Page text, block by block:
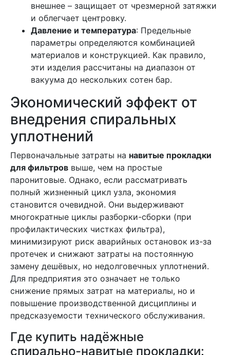
внешнее – защищает от чрезмерной затяжки
и облегчает центровку.
Давление и температура: Предельные
параметры определяются комбинацией
материалов и конструкцией. Как правило,
эти изделия рассчитаны на диапазон от
вакуума до нескольких сотен бар.
Экономический эффект от
внедрения спиральных
уплотнений
Первоначальные затраты на навитые прокладки
для фильтров выше, чем на простые
паронитовые. Однако, если рассматривать
полный жизненный цикл узла, экономия
становится очевидной. Они выдерживают
многократные циклы разборки-сборки (при
профилактических чистках фильтра),
минимизируют риск аварийных остановок из-за
протечек и снижают затраты на постоянную
замену дешёвых, но недолговечных уплотнений.
Для предприятия это означает не только
снижение прямых затрат на материалы, но и
повышение производственной дисциплины и
предсказуемости технического обслуживания.
Где купить надёжные
спирально-навитые прокладки: